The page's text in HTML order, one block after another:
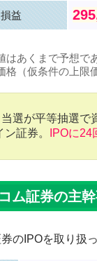
益
あくまで予想で
（仮条件の上限
当選が平等抽選で
証券。
IPOに24
ム証券の主
のIPOを取り扱